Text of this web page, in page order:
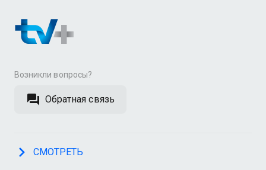
Возникли вопросы?
Обратная связь
СМОТРЕТЬ